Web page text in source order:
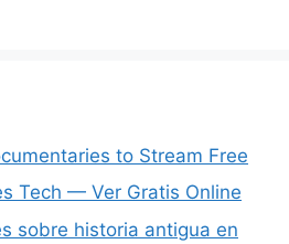
to Stream Free
Tech — Ver Gratis Online
sobre historia antigua en